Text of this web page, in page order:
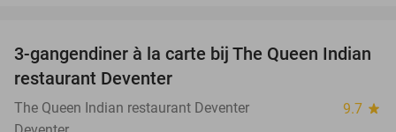
28%
3-gangendiner à la carte bij The Queen Indian
restaurant Deventer
The Queen Indian restaurant Deventer 9.7 star